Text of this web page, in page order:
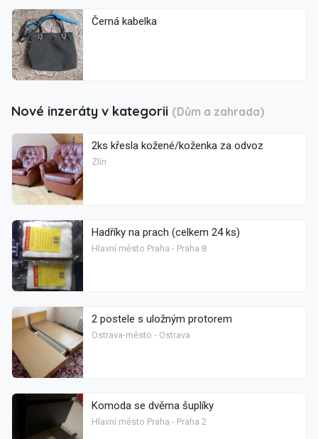
Černá kabelka
Nové inzeráty v kategorii (Dům a zahrada)
2ks křesla kožené/koženka za odvoz
Zlín
Hadříky na prach (celkem 24 ks)
Hlavní město Praha - Praha 8
2 postele s uložným protorem
Ostrava-město - Ostrava
Komoda se dvěma šuplíky
Hlavní město Praha - Praha 2